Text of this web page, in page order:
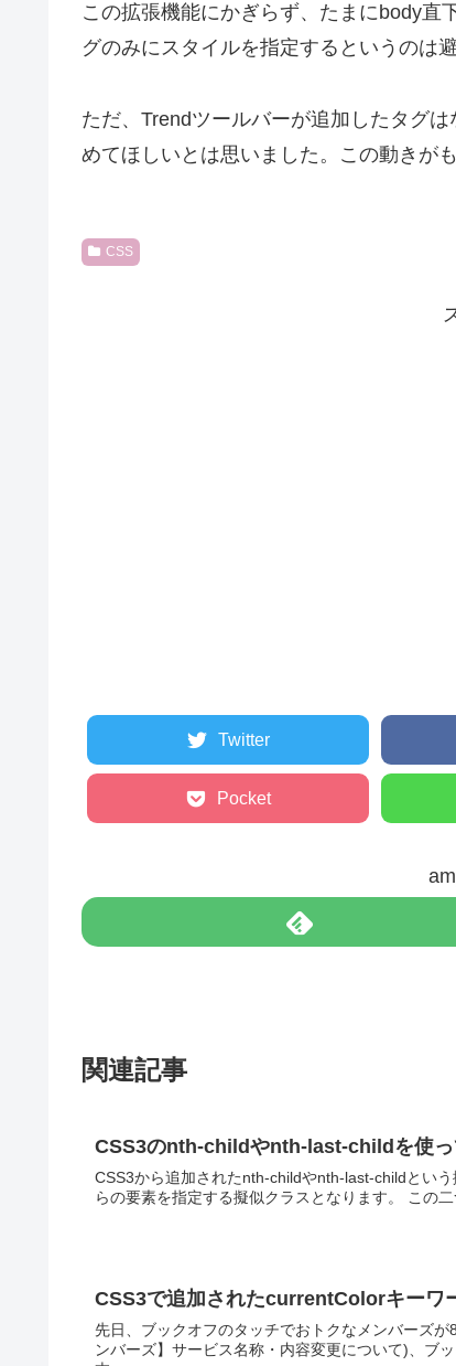
この拡張機能にかぎらず、たまにbody直
グのみにスタイルを指定するというのは
ただ、Trendツールバーが追加したタグ
めてほしいとは思いました。この動きが
CSS
Twitter
Pocket
関連記事
CSS3のnth-childやnth-last-childを使っ
CSS3から追加されたnth-childやnth-last-childとい
らの要素を指定する擬似クラスとなります。 この
CSS3で追加されたcurrentColorキーワ
先日、ブックオフのタッチでおトクなメンバーズ
ンバーズ】サービス名称・内容変更について)、ブ